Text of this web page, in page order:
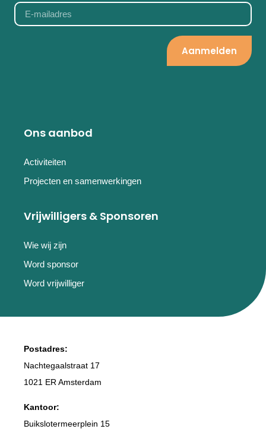
Aanmelden
Ons aanbod
Activiteiten
Projecten en samenwerkingen
Vrijwilligers & Sponsoren
Wie wij zijn
Word sponsor
Word vrijwilliger
Postadres:
Nachtegaalstraat 17
1021 ER Amsterdam
Kantoor:
Buikslotermeerplein 15